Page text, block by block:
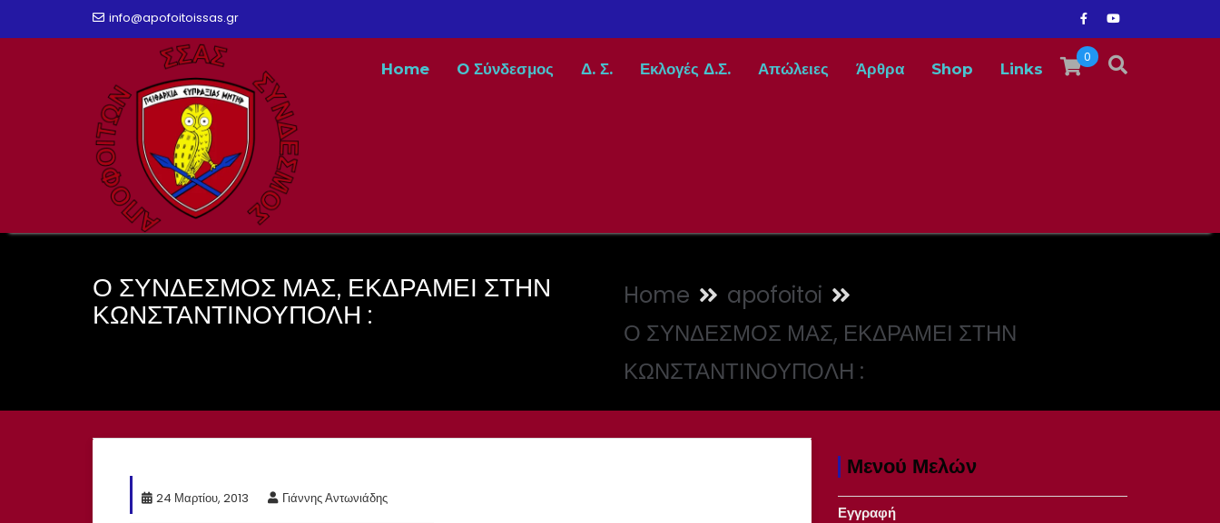
info@apofoitoissas.gr
0
Home O Σύνδεσμος Δ. Σ. Εκλογές Δ.Σ. Απώλειες Άρθρα Shop Links
Ο ΣΥΝΔΕΣΜΟΣ ΜΑΣ, ΕΚΔΡΑΜΕΙ ΣΤΗΝ
ΚΩΝΣΤΑΝΤΙΝΟΥΠΟΛΗ :
Home
apofoitoi
Ο ΣΥΝΔΕΣΜΟΣ ΜΑΣ, ΕΚΔΡΑΜΕΙ ΣΤΗΝ
ΚΩΝΣΤΑΝΤΙΝΟΥΠΟΛΗ :
24 Μαρτίου, 2013 Γιάννης Αντωνιάδης
Μενού Μελών
Εγγραφή